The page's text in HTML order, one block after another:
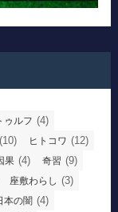
ゥルフ (4)
(10) ヒトコワ (12)
果 (4) 奇習 (9)
座敷わらし (3)
本の闇 (4)